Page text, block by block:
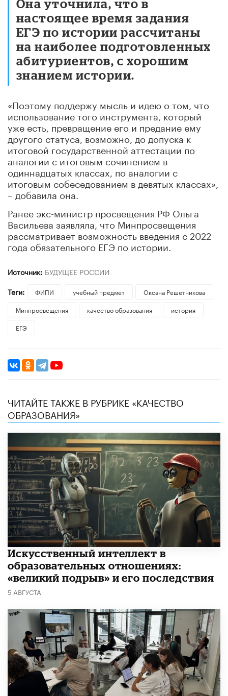
Она уточнила, что в
настоящее время задания
ЕГЭ по истории рассчитаны
на наиболее подготовленных
абитуриентов, с хорошим
знанием истории.
«Поэтому поддержу мысль и идею о том, что
использование того инструмента, который
уже есть, превращение его и предание ему
другого статуса, возможно, до допуска к
итоговой государственной аттестации по
аналогии с итоговым сочинением в
одиннадцатых классах, по аналогии с
итоговым собеседованием в девятых классах»,
– добавила она.
Ранее экс-министр просвещения РФ Ольга
Васильева заявляла, что Минпросвещения
рассматривает возможность введения с 2022
года обязательного ЕГЭ по истории.
Источник: БУДУЩЕЕ РОССИИ
Теги:
ФИПИ учебный предмет
Оксана Решетникова
Минпросвещения
качество образования
история
ЕГЭ
ЧИТАЙТЕ ТАКЖЕ В РУБРИКЕ «КАЧЕСТВО
ОБРАЗОВАНИЯ»
​Искусственный интеллект в
образовательных отношениях:
«великий подрыв» и его последствия
5 АВГУСТА